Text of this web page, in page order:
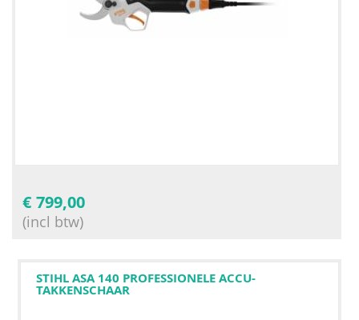
€ 799,00
(incl btw)
STIHL ASA 140 PROFESSIONELE ACCU-
TAKKENSCHAAR